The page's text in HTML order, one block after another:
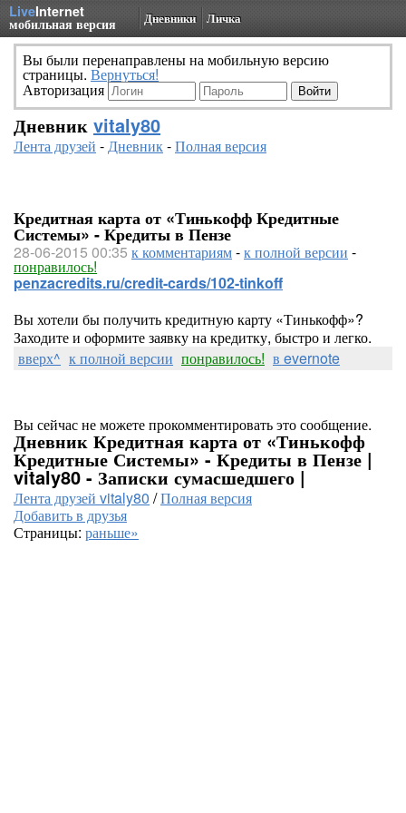
LiveInternet
мобильная версия Дневники Личка
Вы были перенаправлены на мобильную версию
страницы. Вернуться!
Авторизация
Дневник vitaly80
Лента друзей -Дневник-Полная версия
Кредитная карта от «Тинькофф Кредитные
Системы» - Кредиты в Пензе
28-06-2015 00:35 к комментариям-к полной версии -
понравилось!
penzacredits.ru/credit-cards/102-tinkoff
Вы хотели бы получить кредитную карту «Тинькофф»?
Заходите и оформите заявку на кредитку, быстро и легко.
вверх^ к полной версии понравилось! в evernote
Вы сейчас не можете прокомментировать это сообщение.
Дневник Кредитная карта от «Тинькофф
Кредитные Системы» - Кредиты в Пензе |
vitaly80 - Записки сумасшедшего |
Лента друзей vitaly80 /Полная версия
Добавить в друзья
Страницы: раньше»